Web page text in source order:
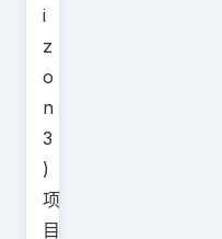
i
z
o
n
3
)
项
目